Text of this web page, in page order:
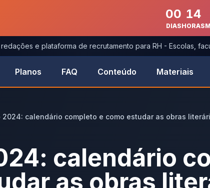
00
DIAS
14
HORAS
e plataforma de recrutamento para RH - Escolas,
Planos FAQ Conteúdo Materiais
2024: calendário completo e como estudar as obras
calendário
as obras